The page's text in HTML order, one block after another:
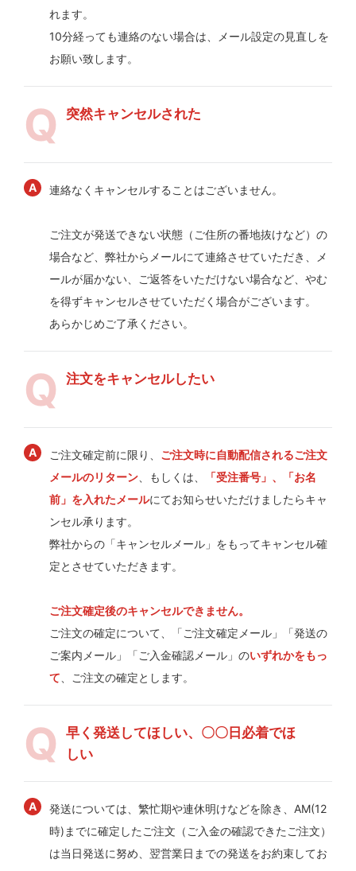
れます。
10分経っても連絡のない場合は、メール設定の見直しを
お願い致します。
突然キャンセルされた
連絡なくキャンセルすることはございません。
ご注文が発送できない状態（ご住所の番地抜けなど）の
場合など、弊社からメールにて連絡させていただき、メ
ールが届かない、ご返答をいただけない場合など、やむ
を得ずキャンセルさせていただく場合がございます。
あらかじめご了承ください。
注文をキャンセルしたい
ご注文確定前に限り、 ご注文時に自動配信されるご注文
メールのリターン 、もしくは、
「受注番号」、「お名
前」を入れたメールにてお知らせいただけましたらキャ
ンセル承ります。
弊社からの「キャンセルメール」をもってキャンセル確
定とさせていただきます。
ご注文確定後のキャンセルできません。
ご注文の確定について、「ご注文確定メール」「発送の
ご案内メール」「ご入金確認メール」のいずれかをもっ
て 、ご注文の確定とします。
早く発送してほしい、〇〇日必着でほ
しい
発送については、繁忙期や連休明けなどを除き、AM(12
時)までに確定したご注文（ご入金の確認できたご注文）
は当日発送に努め、翌営業日までの発送をお約束してお